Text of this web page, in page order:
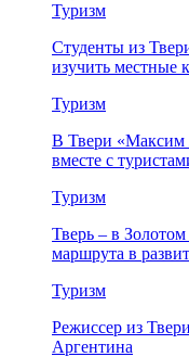
Туризм
Студенты из
изучить местные
Туризм
В Твери «Максим
вместе с
Туризм
Тверь – в
маршрута в
Туризм
Режиссер из
Аргентина